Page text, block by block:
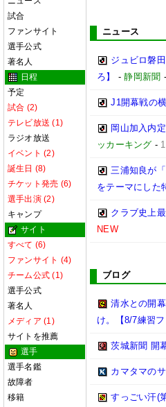
試合
ファンサイト
選手公式
著名人
日程
予定
試合 (2)
テレビ放送 (1)
ラジオ放送
イベント (2)
誕生日 (8)
チケット発売 (6)
選手出演 (2)
キャンプ
サイト
すべて (6)
ファンサイト (4)
チーム公式 (1)
選手公式
著名人
メディア (1)
サイトを推薦
選手
選手名鑑
故障者
移籍
ニュース
ジュビロ磐
ろ】
-静岡新聞 -
J1開幕戦の
岡山加入内
ッカーキング -
三浦知良が
をテーマにした
クラブ史上
NEW
ブログ
清水との開
け。【8/7練習フ
茨城新聞 開
カマタマの
すっごい汗(